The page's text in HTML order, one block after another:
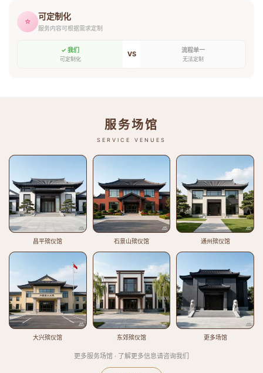
⭐ 可定制化
服务内容可根据需求定制
✓ 我们
可定制化
VS 流程单一
无法定制
服务场馆
SERVICE VENUES
昌平殡仪馆 石景山殡仪馆 通州殡仪馆
大兴殡仪馆 东郊殡仪馆 更多场馆
更多服务场馆 · 了解更多信息请咨询我们